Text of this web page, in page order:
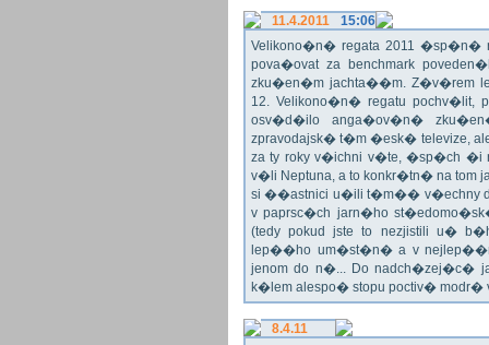
11.4.2011
15:06
Velikono�n� regata 2011 �sp�n�
pova�ovat za benchmark
zku�en�m jachta��m. Z�v�rem
12. Velikono�n� regatu
osv�d�ilo anga�ov�n�
zpravodajsk� t�m �esk� televize,
za ty roky v�ichni v�te, �sp�ch
v�li Neptuna, a to konkr�tn� na tom
si ��astnici u�ili t�m�� v�echny
v paprsc�ch jarn�ho
(tedy pokud jste to nezjistili u�
lep��ho um�st�n� a v
jenom do n�... Do nadch�zej�c�
k�lem alespo� stopu poctiv�
8.4.11